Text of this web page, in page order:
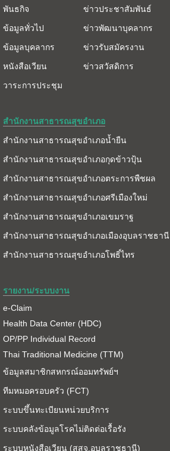
พันธกิจ
ข้อมูลทั่วไป
ข้อมูลบุคลากร
หนังสือเวียน
วาระการประชุม
ข่าวประชาสัมพันธ์
ข่าวพัฒนาบุคลากร
ข่าวรับสมัครงาน
ข่าวสวัสดิการ
สำนักงานสาธารณสุขอำเภอ
สำนักงานสาธารณสุขอำเภอน้ำยืน
สำนักงานสาธารณสุขอำเภอกุดข้าวปุ้น
สำนักงานสาธารณสุขอำเภอตระการพืชผล
สำนักงานสาธารณสุขอำเภอศรีเมืองใหม่
สำนักงานสาธารณสุขอำเภอเขมราฐ
สำนักงานสาธารณสุขอำเภอเมืองอุบลราชธานี
สำนักงานสาธารณสุขอำเภอโพธิ์ไทร
รายงาน/ระบบงาน
e-Claim
Health Data Center (HDC)
OP/PP Individual Record
Thai Traditional Medicine (TTM)
ข้อมูลสมาชิกสหกรณ์ออมทรัพย์ฯ
ทีมหมอครอบครัว (FCT)
ระบบขึ้นทะเบียนหน่วยบริการ
ระบบคลังข้อมูลโรคไม่ติดต่อเรื้อรัง
ระบบหนังสือเวียน (สสจ.อุบลราชธานี)